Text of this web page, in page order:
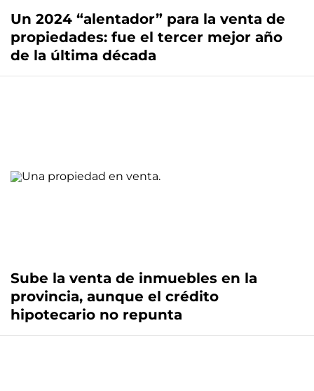
Un 2024 “alentador” para la venta de
propiedades: fue el tercer mejor año
de la última década
Sube la venta de inmuebles en la
provincia, aunque el crédito
hipotecario no repunta